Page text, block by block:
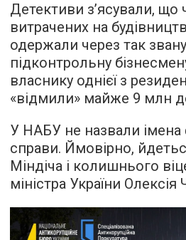
Детективи з’ясували, що
витрачених на
одержали через так
підконтрольну
власнику однієї з
«відмили» майже 9 млн
У НАБУ не назвали імена
справи. Ймовірно,
Міндіча і колишнього
міністра України